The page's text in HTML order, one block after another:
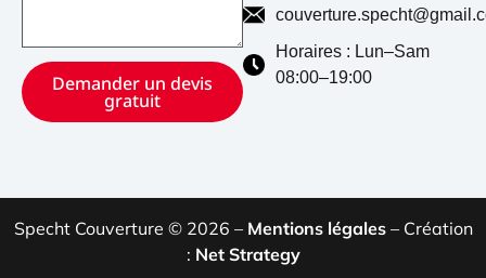
Demander un devis
gratuit
Horaires : Lun–Sam
08:00–19:00
Specht Couverture © 2026 – Mentions légales– Création
: Net Strategy